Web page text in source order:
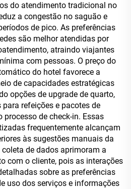
do atendimento tradicional no
a congestão no saguão e
de pico. As preferências
são melhor atendidas por
atraindo viajantes
com pessoas. O preço do
do hotel favorece a
de capacidades estratégicas
opções de upgrade de quarto,
para refeições e pacotes de
de check-in. Essas
frequentemente alcançam
às sugestões manuais da
de dados aprimoram a
com o cliente, pois as interações
sobre as preferências
uso dos serviços e informações